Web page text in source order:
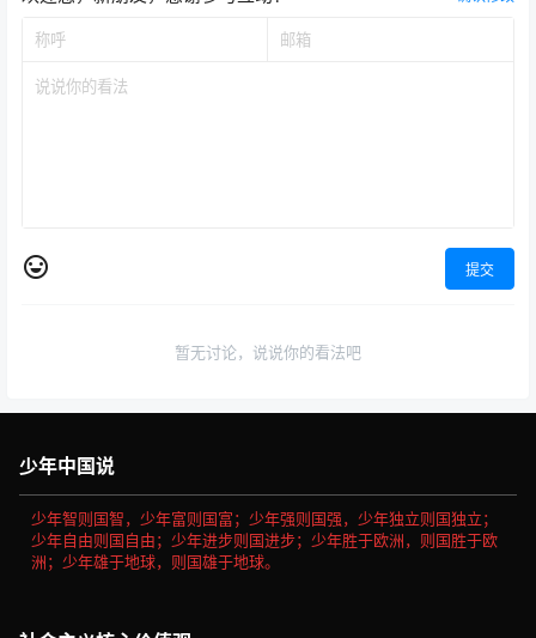
提交
暂无讨论，说说你的看法吧
少年中国说
少年智则国智，少年富则国富；少年强则国强，少年独立则国独立；
少年自由则国自由；少年进步则国进步；少年胜于欧洲，则国胜于欧
洲；少年雄于地球，则国雄于地球。